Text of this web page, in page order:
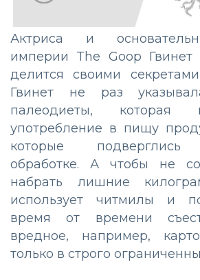
Актриса и
империи The Goop Гвинет
делится своими
Гвинет не раз
палеодиеты, которая
употребление в пищу
которые подверглись
обработке. А чтобы не
набрать лишние
использует читмилы и
время от времени
вредное, например,
только в строго